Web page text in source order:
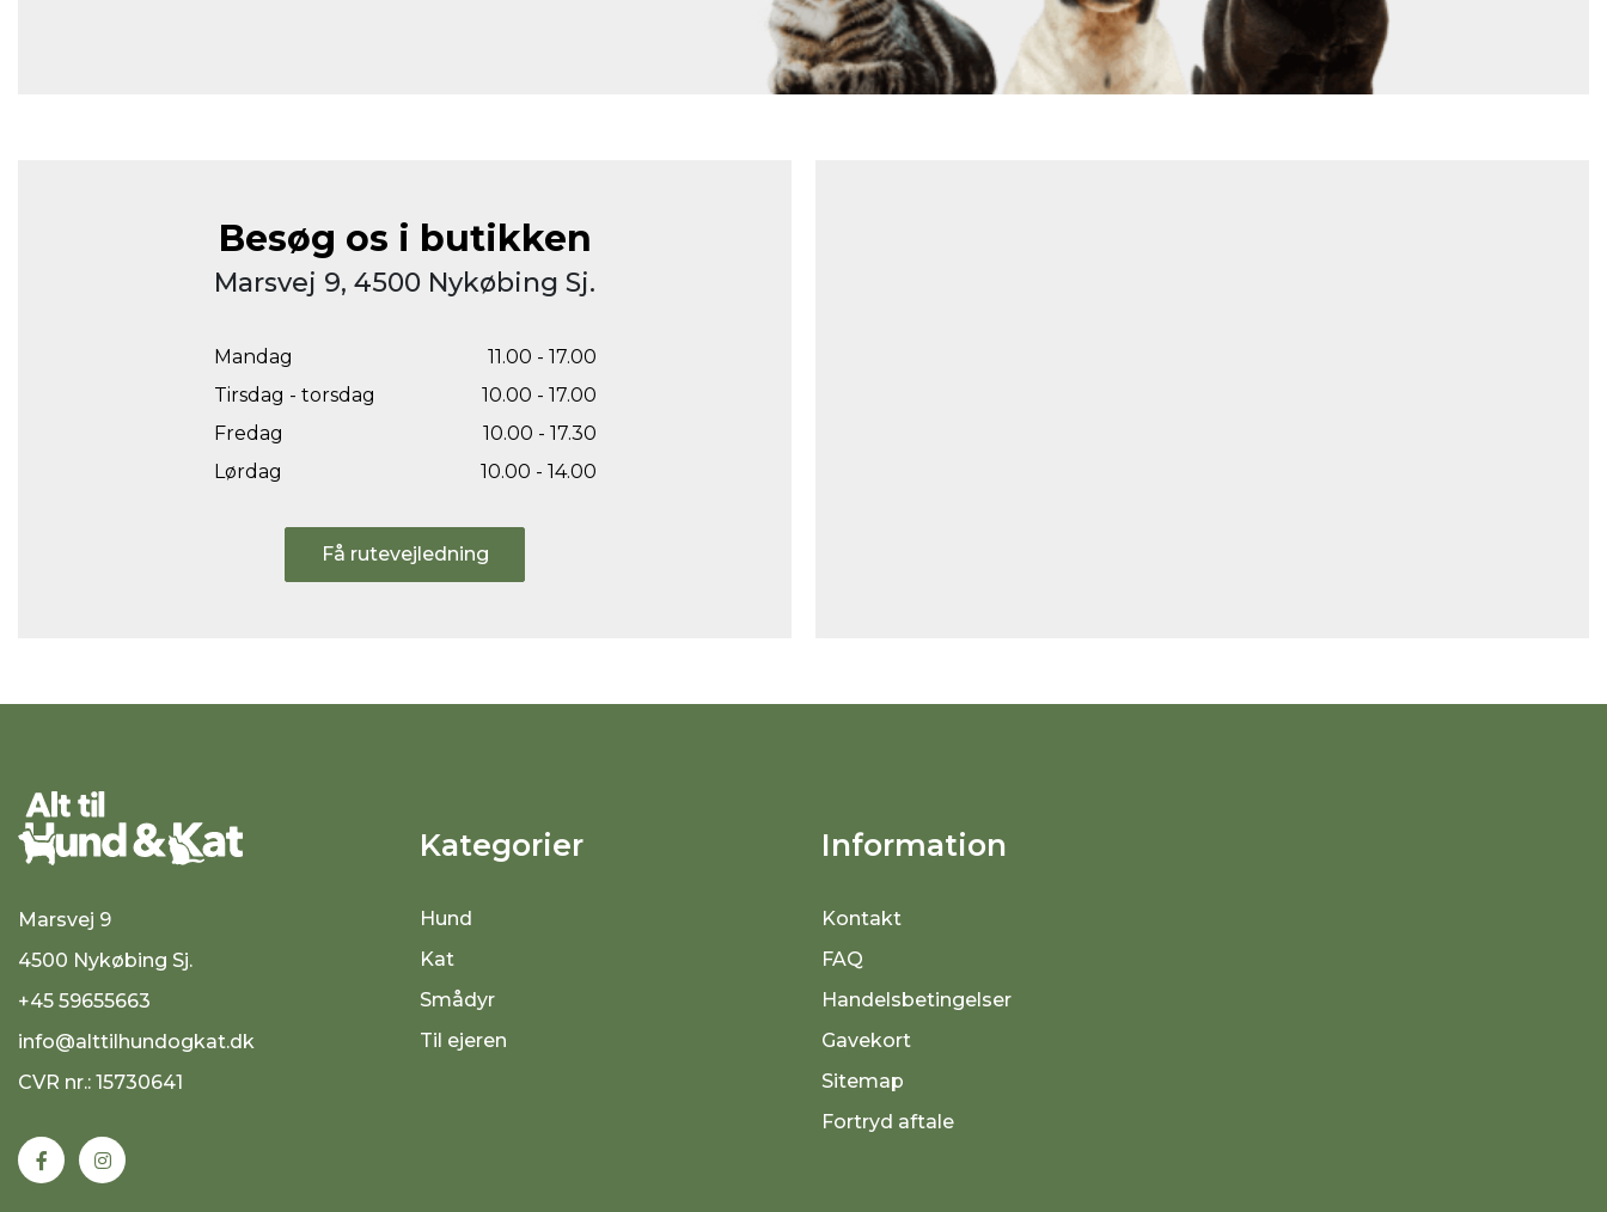
Besøg os i butikken
Marsvej 9, 4500 Nykøbing Sj.
Mandag
11.00 - 17.00
Tirsdag - torsdag
10.00 - 17.00
Fredag
10.00 - 17.30
Lørdag
10.00 - 14.00
Få rutevejledning
Marsvej 9
4500 Nykøbing Sj.
+45 59655663
info@alttilhundogkat.dk
CVR nr.: 15730641
Kategorier
Hund
Kat
Smådyr
Til ejeren
Information
Kontakt
FAQ
Handelsbetingelser
Gavekort
Sitemap
Fortryd aftale